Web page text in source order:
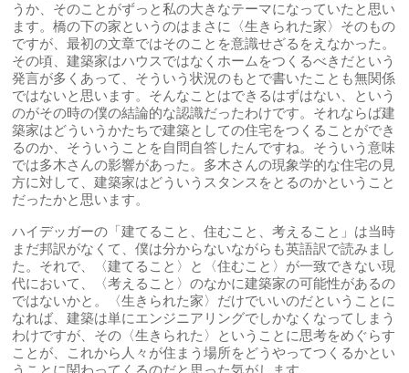
うか、そのことがずっと私の大きなテーマになっていたと思い
ます。橋の下の家というのはまさに〈生きられた家〉そのもの
ですが、最初の文章ではそのことを意識せざるをえなかった。
その頃、建築家はハウスではなくホームをつくるべきだという
発言が多くあって、そういう状況のもとで書いたことも無関係
ではないと思います。そんなことはできるはずはない、という
のがその時の僕の結論的な認識だったわけです。それならば建
築家はどういうかたちで建築としての住宅をつくることができ
るのか、そういうことを自問自答したんですね。そういう意味
では多木さんの影響があった。多木さんの現象学的な住宅の見
方に対して、建築家はどういうスタンスをとるのかということ
だったかと思います。
ハイデッガーの「建てること、住むこと、考えること」は当時
まだ邦訳がなくて、僕は分からないながらも英語訳で読みまし
た。それで、〈建てること〉と〈住むこと〉が一致できない現
代において、〈考えること〉のなかに建築家の可能性があるの
ではないかと。〈生きられた家〉だけでいいのだということに
なれば、建築は単にエンジニアリングでしかなくなってしまう
わけですが、その〈生きられた〉ということに思考をめぐらす
ことが、これから人々が住まう場所をどうやってつくるかとい